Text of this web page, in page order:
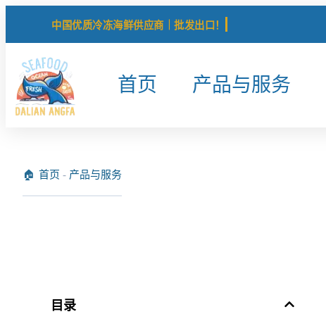
中国优质冷冻海鲜供应商｜批发出口！
首页 产品与服务
首页 - 产品与服务
目录